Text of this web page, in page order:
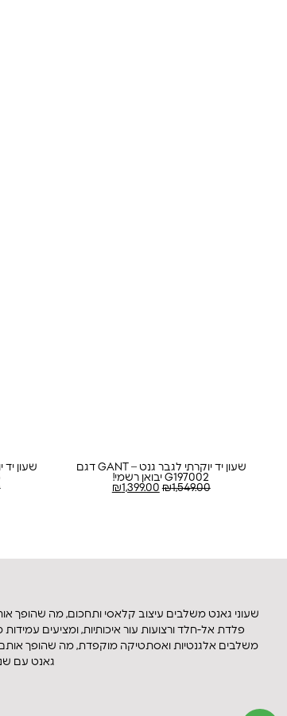
שעון יד יוקרתי לגבר גנט – GANT דגם
G197002 יבואן רשמי!
₪1,549.00
₪1,399.00
שעוני גאנט משלבים עיצוב קלאסי ותחכום, מה שהופך
פלדת אל-חלד ורצועות עור איכותיות, ומציעים עמידות
משלבים אלגנטיות ואסתטיקה מוקפדת, מה שהופך אותם
גאנט עם